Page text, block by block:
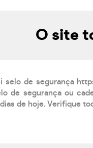
O site
selo de segurança
de segurança ou
de hoje. Verifique